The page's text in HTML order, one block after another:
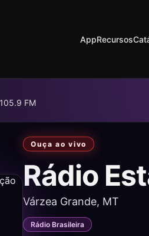
AppRecursos
FM
Ouça ao vivo
Rádio
Várzea Grande, MT
Rádio Brasileira